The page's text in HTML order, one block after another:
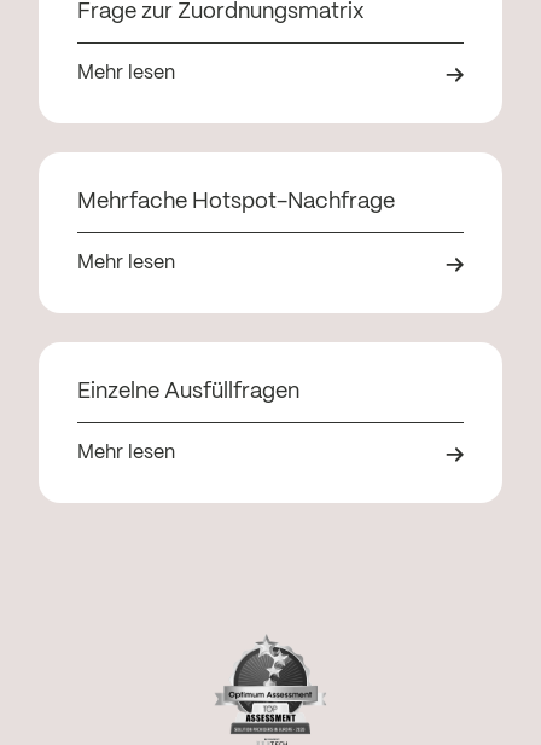
Frage zur Zuordnungsmatrix
Mehr lesen
Mehrfache Hotspot-Nachfrage
Mehr lesen
Einzelne Ausfüllfragen
Mehr lesen